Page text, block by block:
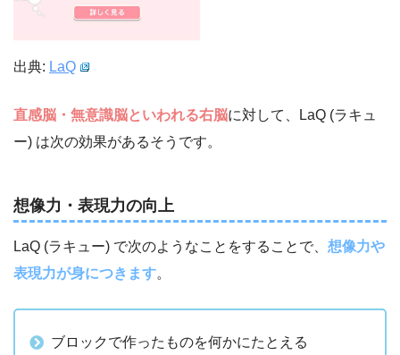
出典: LaQ
直感脳・無意識脳といわれる右脳に対して、LaQ (ラキュ
ー) は次の効果があるそうです。
想像力・表現力の向上
LaQ (ラキュー) で次のようなことをすることで、 想像力や
表現力が身につきます。
ブロックで作ったものを何かにたとえる